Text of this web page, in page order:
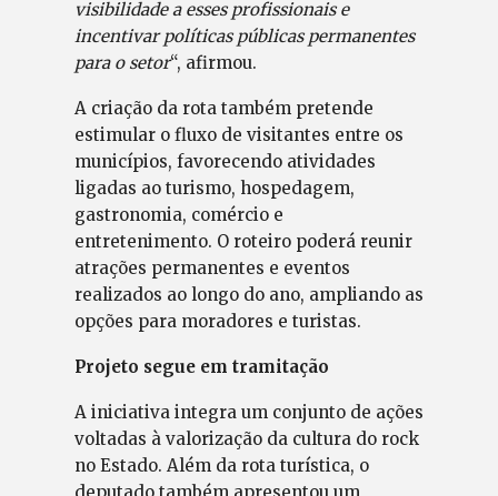
visibilidade a esses profissionais e
incentivar políticas públicas permanentes
para o setor“, afirmou.
A criação da rota também pretende
estimular o fluxo de visitantes entre os
municípios, favorecendo atividades
ligadas ao turismo, hospedagem,
gastronomia, comércio e
entretenimento. O roteiro poderá reunir
atrações permanentes e eventos
realizados ao longo do ano, ampliando as
opções para moradores e turistas.
Projeto segue em tramitação
A iniciativa integra um conjunto de ações
voltadas à valorização da cultura do rock
no Estado. Além da rota turística, o